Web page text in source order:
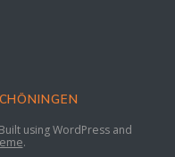
using WordPress and
.